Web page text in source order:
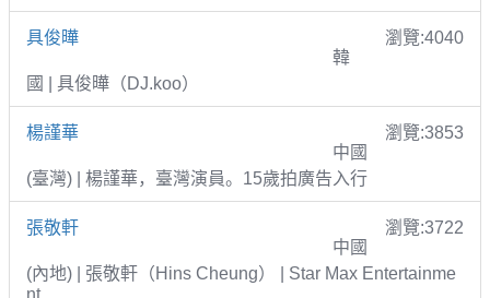
具俊曄
瀏覽:4040
韓
國 | 具俊曄（DJ.koo）
楊謹華
瀏覽:3853
中國
(臺灣) | 楊謹華，臺灣演員。15歲拍廣告入行
張敬軒
瀏覽:3722
中國
(內地) | 張敬軒（Hins Cheung） | Star Max Entertainme
nt